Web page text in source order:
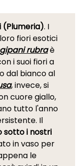
(Plumeria). I
fiori esotici
rubraè
i suoi fiori a
dal bianco al
, invece, si
cuore giallo,
tutto l'anno
Il
i nostri
in vaso per
le